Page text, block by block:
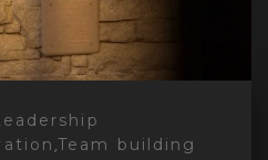
,Team building